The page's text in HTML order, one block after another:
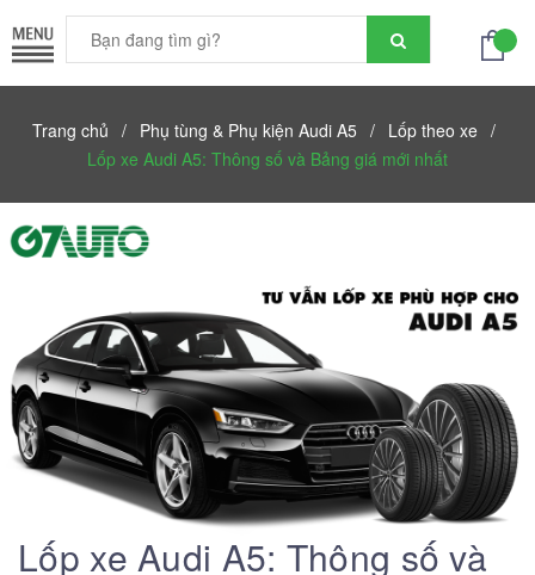
Trang chủ / Phụ tùng & Phụ kiện Audi A5 / Lốp theo xe /
Lốp xe Audi A5: Thông số và Bảng giá mới nhất
Lốp xe Audi A5: Thông số và